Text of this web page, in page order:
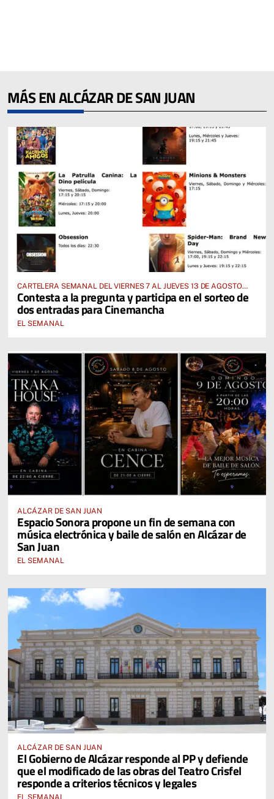
MÁS EN ALCÁZAR DE SAN JUAN
CARTELERA SEMANAL DEL VIERNES 7 AL JUEVES 13 DE AGOSTO
2026
Contesta a la pregunta y participa en el sorteo de
dos entradas para Cinemancha
EL SEMANAL
ALCÁZAR DE SAN JUAN
Espacio Sonora propone un fin de semana con
música electrónica y baile de salón en Alcázar de
San Juan
EL SEMANAL
ALCÁZAR DE SAN JUAN
El Gobierno de Alcázar responde al PP y defiende
que el modificado de las obras del Teatro Crisfel
responde a criterios técnicos y legales
EL SEMANAL